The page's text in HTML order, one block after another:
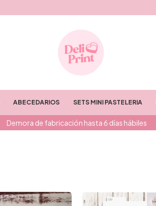
Demora de fabricación hasta 6 días hábiles
ABECEDARIOS SETS MINI PASTELERIA